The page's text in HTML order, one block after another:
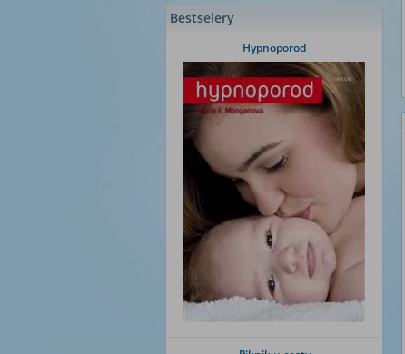
Bestselery
Hypnoporod